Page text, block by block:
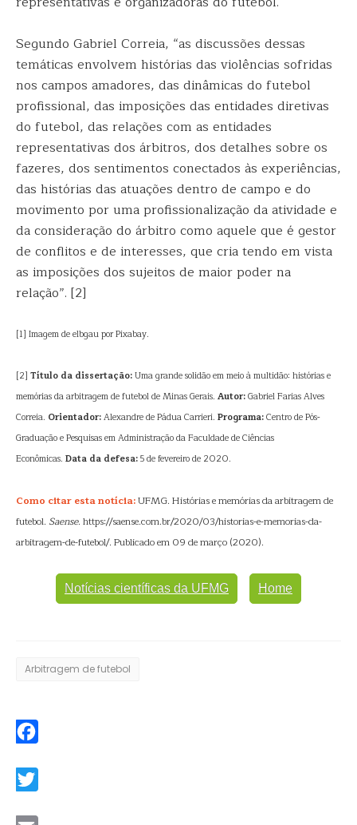
Segundo Gabriel Correia, “as discussões dessas
temáticas envolvem histórias das violências sofridas
nos campos amadores, das dinâmicas do futebol
profissional, das imposições das entidades diretivas
do futebol, das relações com as entidades
representativas dos árbitros, dos detalhes sobre os
fazeres, dos sentimentos conectados às experiências,
das histórias das atuações dentro de campo e do
movimento por uma profissionalização da atividade e
da consideração do árbitro como aquele que é gestor
de conflitos e de interesses, que cria tendo em vista
as imposições dos sujeitos de maior poder na
relação”. [2]
[1] Imagem de elbgau por Pixabay.
[2] Título da dissertação:Uma grande solidão em meio à multidão: histórias e
memórias da arbitragem de futebol de Minas Gerais. Autor:Gabriel Farias Alves
Correia. Orientador:Alexandre de Pádua Carrieri. Programa:Centro de Pós-
Graduação e Pesquisas em Administração da Faculdade de Ciências
Econômicas. Data da defesa:5 de fevereiro de 2020.
Como citar esta notícia:UFMG. Histórias e memórias da arbitragem de
futebol. Saense. https://saense.com.br/2020/03/historias-e-memorias-da-
arbitragem-de-futebol/. Publicado em 09 de março (2020).
Notícias científicas da UFMG Home
Arbitragem de futebol